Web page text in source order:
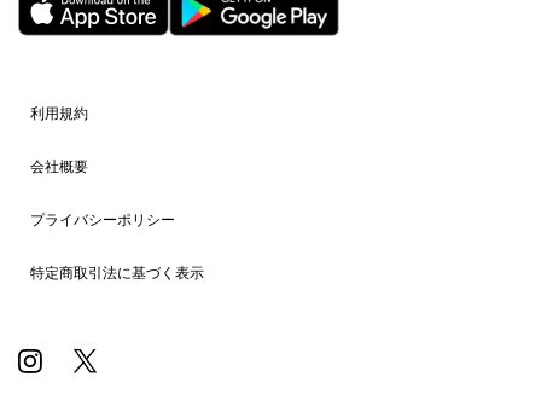
利用規約
会社概要
プライバシーポリシー
特定商取引法に基づく表示